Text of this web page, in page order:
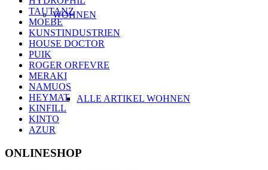
WOHNEN
ALLE ARTIKEL WOHNEN
TAUTANZ
MOEBE
KUNSTINDUSTRIEN
HOUSE DOCTOR
PUIK
ROGER ORFEVRE
MERAKI
NAMUOS
HEYMAT
KINFILL
KINTO
AZUR
ONLINESHOP